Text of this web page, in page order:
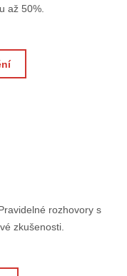
až 50%.
rozhovory s
zkušenosti.